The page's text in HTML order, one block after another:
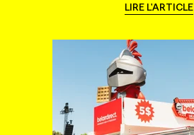
LIRE L'ARTICLE